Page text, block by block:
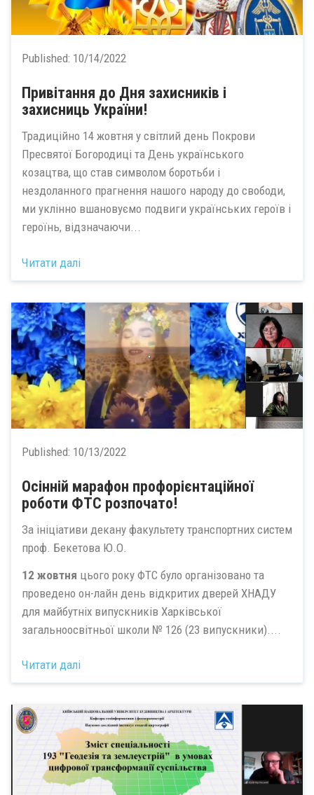
Published: 10/14/2022
Привітання до Дня захисників і
захисниць України!
Традиційно 14 жовтня у світлий день Покрови
Пресвятої Богородиці та День українського
козацтва, що став символом боротьби і
нездоланного прагнення нашого народу до свободи,
ми уклінно вшановуємо подвиги українських героїв і
героїнь, відзначаючи...
Читати далі
Published: 10/13/2022
Осінній марафон профорієнтаційної
роботи ФТС розпочато!
За ініціативи декану факультету транспортних систем
проф. Бекетова Ю.О.
12 жовтня цього року ФТС було організовано та
проведено он-лайн день відкритих дверей ХНАДУ
для майбутніх випускників Харківської
загальноосвітньої школи № 126 (23 випускники)....
Читати далі